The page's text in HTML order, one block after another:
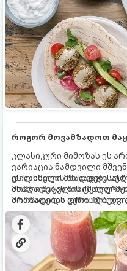
როგორ მოვამზადოთ
კლასიკური მიმოზას ეს
ვარიაცია ნამდვილი
დილისთვის ან
ახალი მაყვლის ტკბილ-
არომატი და ცქრიალა
დახვეწილ და
ეს სასმელი მზადდება
მომზადებას მინიმალური
მომზადების დრო: 10